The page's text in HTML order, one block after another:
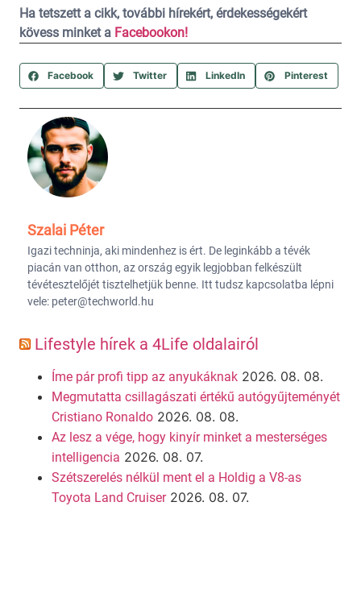
Ha tetszett a cikk, további hírekért, érdekességekért
kövess minket a Facebookon!
Facebook Twitter LinkedIn Pinterest
Szalai Péter
Igazi techninja, aki mindenhez is ért. De leginkább a tévék
piacán van otthon, az ország egyik legjobban felkészült
tévétesztelőjét tisztelhetjük benne. Itt tudsz kapcsolatba lépni
vele: peter@techworld.hu
Lifestyle hírek a 4Life oldalairól
Íme pár profi tipp az anyukáknak 2026. 08. 08.
Megmutatta csillagászati értékű autógyűjteményét
Cristiano Ronaldo 2026. 08. 08.
Az lesz a vége, hogy kinyír minket a mesterséges
intelligencia 2026. 08. 07.
Szétszerelés nélkül ment el a Holdig a V8-as
Toyota Land Cruiser 2026. 08. 07.